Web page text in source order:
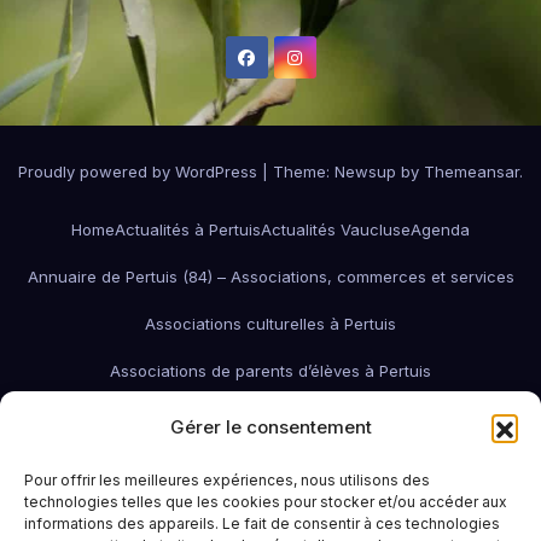
Gérer le consentement
Pour offrir les meilleures expériences, nous utilisons des
technologies telles que les cookies pour stocker et/ou accéder aux
informations des appareils. Le fait de consentir à ces technologies
Proudly powered by WordPress Theme: Newsup by Themeansar.
HomeActualités à PertuisActualités VaucluseAgenda
Annuaire de Pertuis (84) – Associations, commerces et services
Associations culturelles à Pertuis
Associations de parents d’élèves à Pertuis
Associations de quartier à Pertuis
associations économiques Pertuis